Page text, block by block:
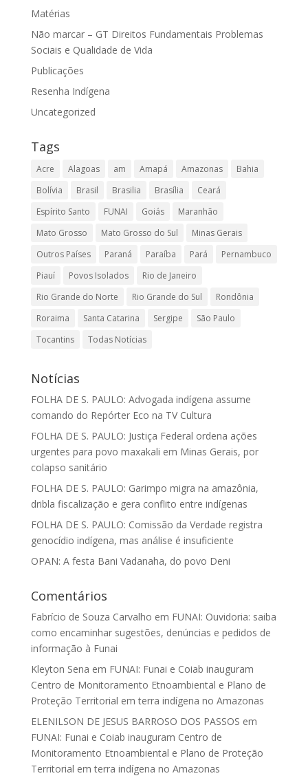
Matérias
Não marcar – GT Direitos Fundamentais Problemas
Sociais e Qualidade de Vida
Publicações
Resenha Indígena
Uncategorized
Tags
Acre Alagoas am Amapá Amazonas
Bahia
Bolívia
Brasil Brasilia Brasília
Ceará
Espírito Santo
FUNAI Goiás
Maranhão
Mato Grosso
Mato Grosso do Sul
Minas Gerais
Outros Países
Paraná Paraíba Pará
Pernambuco
Piauí
Povos Isolados
Rio de Janeiro
Rio Grande do Norte
Rio Grande do Sul
Rondônia
Roraima
Santa Catarina Sergipe
São Paulo
Tocantins
Todas Notícias
Notícias
FOLHA DE S. PAULO: Advogada indígena assume
comando do Repórter Eco na TV Cultura
FOLHA DE S. PAULO: Justiça Federal ordena ações
urgentes para povo maxakali em Minas Gerais, por
colapso sanitário
FOLHA DE S. PAULO: Garimpo migra na amazônia,
dribla fiscalização e gera conflito entre indígenas
FOLHA DE S. PAULO: Comissão da Verdade registra
genocídio indígena, mas análise é insuficiente
OPAN: A festa Bani Vadanaha, do povo Deni
Comentários
Fabrício de Souza Carvalho em FUNAI: Ouvidoria: saiba
como encaminhar sugestões, denúncias e pedidos de
informação à Funai
Kleyton Sena em FUNAI: Funai e Coiab inauguram
Centro de Monitoramento Etnoambiental e Plano de
Proteção Territorial em terra indígena no Amazonas
ELENILSON DE JESUS BARROSO DOS PASSOS em
FUNAI: Funai e Coiab inauguram Centro de
Monitoramento Etnoambiental e Plano de Proteção
Territorial em terra indígena no Amazonas